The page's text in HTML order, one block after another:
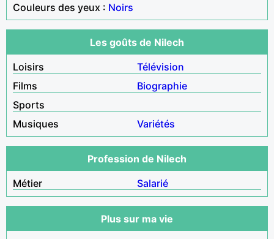
Couleurs des yeux : Noirs
Les goûts de Nilech
Loisirs
Télévision
Films
Biographie
Sports
Musiques
Variétés
Profession de Nilech
Métier
Salarié
Plus sur ma vie